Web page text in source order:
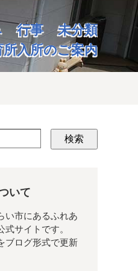
行事
未分類
所入所のご案内
検索
いて
い市にあるふれあ
式サイトです。
ブログ形式で更新